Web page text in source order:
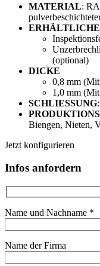
MATERIAL:
(optional)
DICKE
0,8 mm (Mit
1,0 mm (Mit
SCHLIESSUNG:
Biengen, Nieten,
Jetzt konfigurieren
Infos anfordern
Name und Nachname *
Name der Firma